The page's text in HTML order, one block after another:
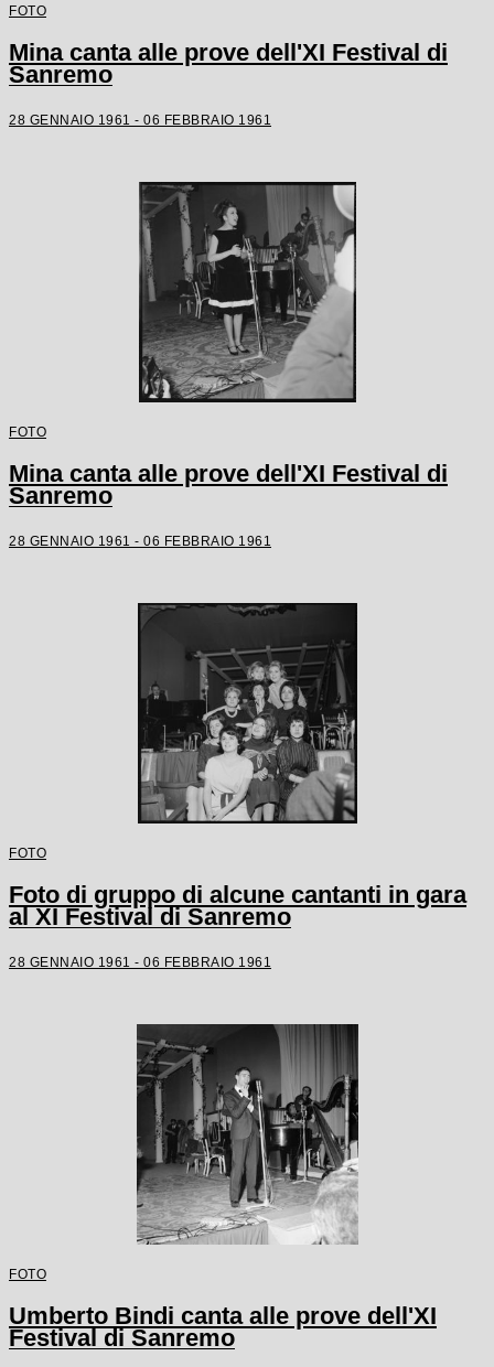
FOTO
Mina canta alle prove dell'XI Festival di
Sanremo
28 GENNAIO 1961 - 06 FEBBRAIO 1961
FOTO
Mina canta alle prove dell'XI Festival di
Sanremo
28 GENNAIO 1961 - 06 FEBBRAIO 1961
FOTO
Foto di gruppo di alcune cantanti in gara
al XI Festival di Sanremo
28 GENNAIO 1961 - 06 FEBBRAIO 1961
FOTO
Umberto Bindi canta alle prove dell'XI
Festival di Sanremo